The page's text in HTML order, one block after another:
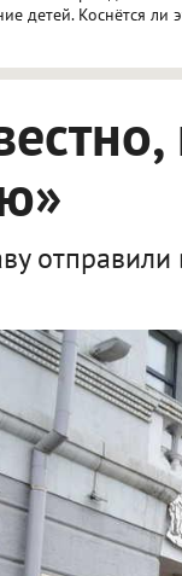
детей. Коснётся ли
отправили